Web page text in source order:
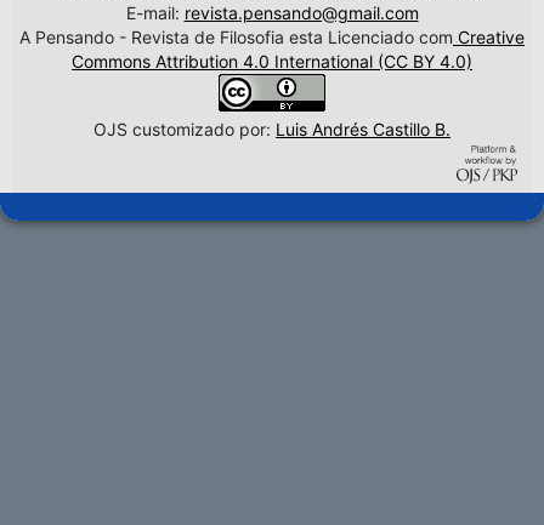
E-mail: revista.pensando@gmail.com
A Pensando - Revista de Filosofia esta Licenciado com Creative
Commons Attribution 4.0 International (CC BY 4.0)
OJS customizado por: Luis Andrés Castillo B.